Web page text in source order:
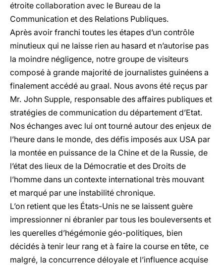
étroite collaboration avec le Bureau de la
Communication et des Relations Publiques.
Après avoir franchi toutes les étapes d’un contrôle
minutieux qui ne laisse rien au hasard et n’autorise pas
la moindre négligence, notre groupe de visiteurs
composé à grande majorité de journalistes guinéens a
finalement accédé au graal. Nous avons été reçus par
Mr. John Supple, responsable des affaires publiques et
stratégies de communication du département d’Etat.
Nos échanges avec lui ont tourné autour des enjeux de
l’heure dans le monde, des défis imposés aux USA par
la montée en puissance de la Chine et de la Russie, de
l’état des lieux de la Démocratie et des Droits de
l’homme dans un contexte international très mouvant
et marqué par une instabilité chronique.
L’on retient que les États-Unis ne se laissent guère
impressionner ni ébranler par tous les bouleversents et
les querelles d’hégémonie géo-politiques, bien
décidés à tenir leur rang et à faire la course en tête, ce
malgré, la concurrence déloyale et l’influence acquise